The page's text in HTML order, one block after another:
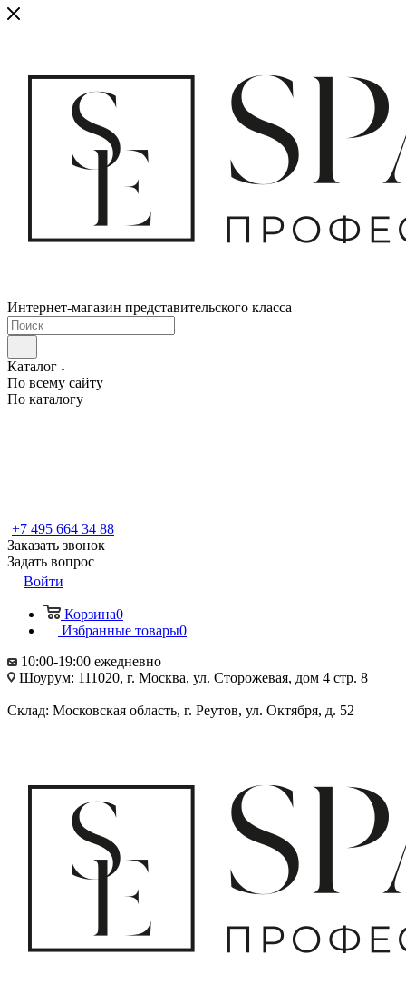
Интернет-магазин представительского класса
Каталог
По всему сайту
По каталогу
+7 495 664 34 88
Заказать звонок
Задать вопрос
Войти
Корзина0
Избранные товары0
10:00-19:00 ежедневно
Шоурум: 111020, г. Москва, ул. Сторожевая, дом 4 стр. 8
Склад: Московская область, г. Реутов, ул. Октября, д. 52